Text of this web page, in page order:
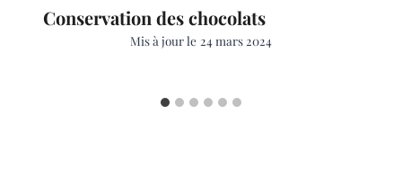
Conservation des chocolats
Mis à jour le 24 mars 2024